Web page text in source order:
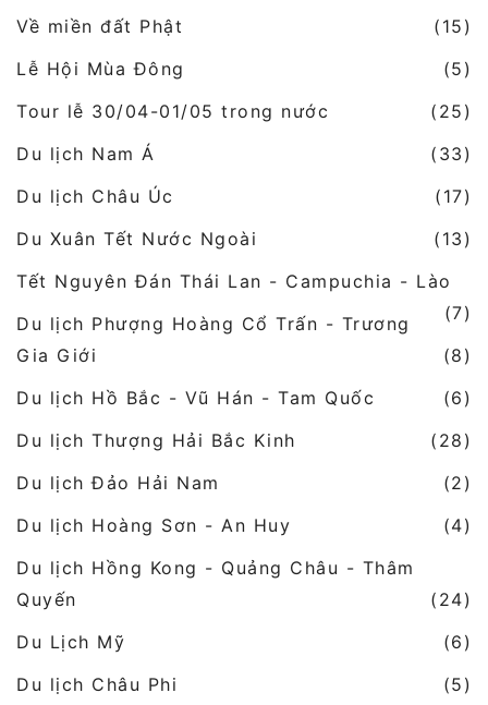
Về miền đất Phật
(15)
Lễ Hội Mùa Đông
(5)
Tour lễ 30/04-01/05 trong nước
(25)
Du lịch Nam Á
(33)
Du lịch Châu Úc
(17)
Du Xuân Tết Nước Ngoài
(13)
Tết Nguyên Đán Thái Lan - Campuchia - Lào
(7)
Du lịch Phượng Hoàng Cổ Trấn - Trương
Gia Giới
(8)
Du lịch Hồ Bắc - Vũ Hán - Tam Quốc
(6)
Du lịch Thượng Hải Bắc Kinh
(28)
Du lịch Đảo Hải Nam
(2)
Du lịch Hoàng Sơn - An Huy
(4)
Du lịch Hồng Kong - Quảng Châu - Thâm
Quyến
(24)
Du Lịch Mỹ
(6)
Du lịch Châu Phi
(5)